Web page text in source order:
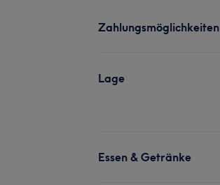
Zahlungsmöglichkeiten
Lage
Essen & Getränke